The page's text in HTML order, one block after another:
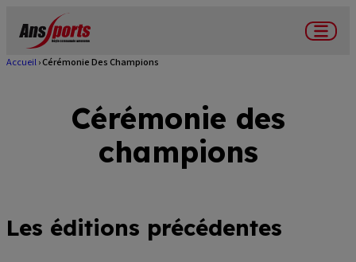
contenu
Menu
d'Ariane
Accueil Cérémonie Des Champions
Cérémonie des
champions
Les éditions précédentes